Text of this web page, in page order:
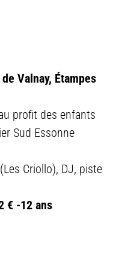
Valnay, Étampes
profit des enfants
Sud Essonne
Criollo), DJ, piste
€ -12 ans